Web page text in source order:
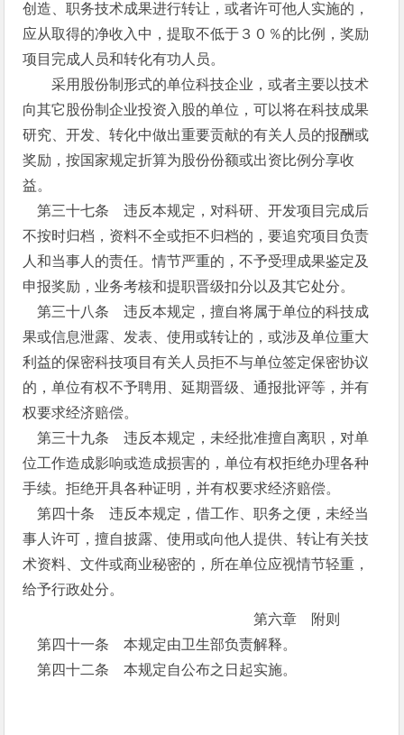
创造、职务技术成果进行转让，或者许可他人实施的，
应从取得的净收入中，提取不低于３０％的比例，奖励
项目完成人员和转化有功人员。
采用股份制形式的单位科技企业，或者主要以技术
向其它股份制企业投资入股的单位，可以将在科技成果
研究、开发、转化中做出重要贡献的有关人员的报酬或
奖励，按国家规定折算为股份份额或出资比例分享收
益。
第三十七条 违反本规定，对科研、开发项目完成后
不按时归档，资料不全或拒不归档的，要追究项目负责
人和当事人的责任。情节严重的，不予受理成果鉴定及
申报奖励，业务考核和提职晋级扣分以及其它处分。
第三十八条 违反本规定，擅自将属于单位的科技成
果或信息泄露、发表、使用或转让的，或涉及单位重大
利益的保密科技项目有关人员拒不与单位签定保密协议
的，单位有权不予聘用、延期晋级、通报批评等，并有
权要求经济赔偿。
第三十九条 违反本规定，未经批准擅自离职，对单
位工作造成影响或造成损害的，单位有权拒绝办理各种
手续。拒绝开具各种证明，并有权要求经济赔偿。
第四十条 违反本规定，借工作、职务之便，未经当
事人许可，擅自披露、使用或向他人提供、转让有关技
术资料、文件或商业秘密的，所在单位应视情节轻重，
给予行政处分。
第六章 附则
第四十一条 本规定由卫生部负责解释。
第四十二条 本规定自公布之日起实施。